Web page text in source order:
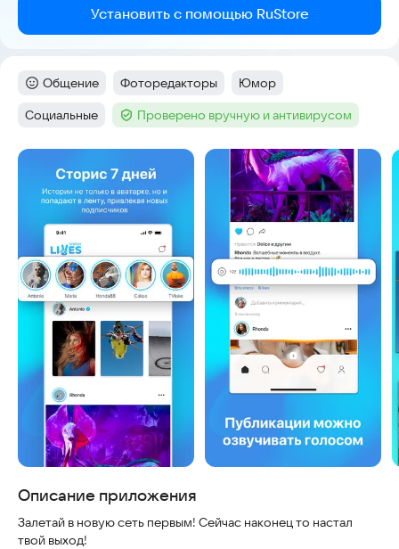
Установить с помощью RuStore
Категория:
Общение Тег:
Фоторедакторы Тег:
Юмор
Тег:
Социальные Тег :Проверено вручную и антивирусом
Скриншоты
Описание приложения
Залетай в новую сеть первым! Сейчас наконец то настал
твой выход!